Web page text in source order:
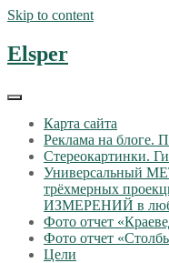
Skip to content
Elsper
Карта сайта
Реклама на блоге.
Стереокартинки.
Универсальный
трёхмерных
ИЗМЕРЕНИЙ в
Фото отчет
Фото отчет
Цели